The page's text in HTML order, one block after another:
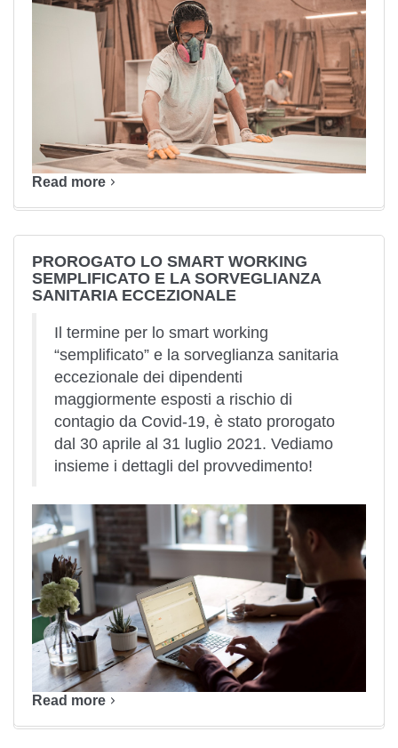
Read more
PROROGATO LO SMART WORKING
SEMPLIFICATO E LA SORVEGLIANZA
SANITARIA ECCEZIONALE
Il termine per lo smart working
“semplificato” e la sorveglianza sanitaria
eccezionale dei dipendenti
maggiormente esposti a rischio di
contagio da Covid-19, è stato prorogato
dal 30 aprile al 31 luglio 2021. Vediamo
insieme i dettagli del provvedimento!
Read more